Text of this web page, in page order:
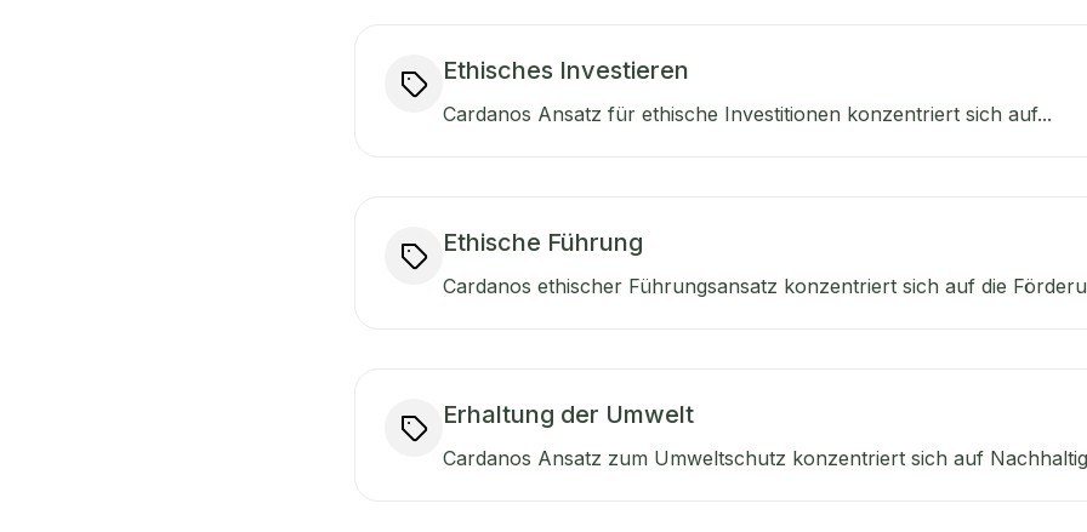
Ethisches Investieren
Cardanos Ansatz für ethische Investitionen konzentriert sich auf...
Ethische Führung
Cardanos ethischer Führungsansatz konzentriert sich auf die
Erhaltung der Umwelt
Cardanos Ansatz zum Umweltschutz konzentriert sich auf